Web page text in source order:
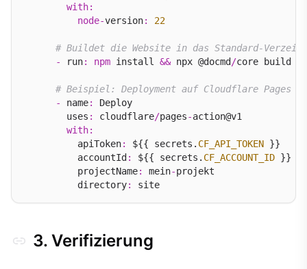
with:
node-version: 22
# Buildet die Website in das Standard-
-
run: npm install && npx @docmd /core build
# Beispiel: Deployment auf Cloudflare Pages
-
name:
Deploy
        uses
: cloudflare/pages-action@v1
with:
          apiToken
: ${{ secrets. CF_API_TOKEN }}
          accountId
: ${{ secrets. CF_ACCOUNT_ID }}
          projectName
: mein-projekt
          directory
:
3. Verifizierung